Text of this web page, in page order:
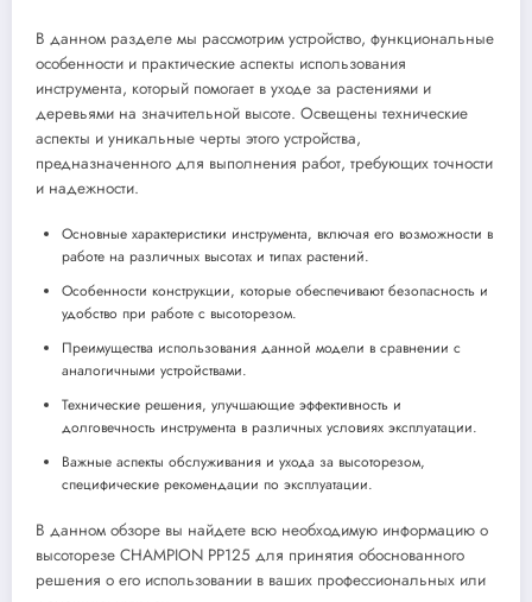
В данном разделе мы рассмотрим устройство, функциональные
особенности и практические аспекты использования
инструмента, который помогает в уходе за растениями и
деревьями на значительной высоте. Освещены технические
аспекты и уникальные черты этого устройства,
предназначенного для выполнения работ, требующих точности
и надежности.
Основные характеристики инструмента, включая его возможности в
работе на различных высотах и типах растений.
Особенности конструкции, которые обеспечивают безопасность и
удобство при работе с высоторезом.
Преимущества использования данной модели в сравнении с
аналогичными устройствами.
Технические решения, улучшающие эффективность и
долговечность инструмента в различных условиях эксплуатации.
Важные аспекты обслуживания и ухода за высоторезом,
специфические рекомендации по эксплуатации.
В данном обзоре вы найдете всю необходимую информацию о
высоторезе CHAMPION PP125 для принятия обоснованного
решения о его использовании в ваших профессиональных или